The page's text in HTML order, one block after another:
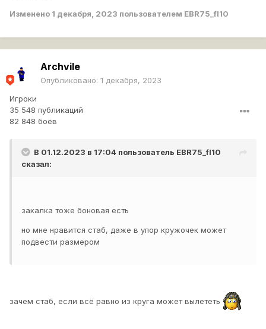
Изменено 1 декабря, 2023 пользователем EBR75_fl10
Archvile
Опубликовано: 1 декабря, 2023
Игроки
35 548 публикаций
82 848 боёв
В 01.12.2023 в 17:04 пользователь EBR75_fl10
сказал:
закалка тоже боновая есть
но мне нравится стаб, даже в упор кружочек может
подвести размером
зачем стаб, если всё равно из круга может вылететь